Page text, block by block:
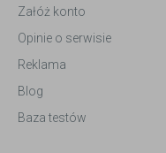
Załóż konto
Opinie o serwisie
Reklama
Blog
Baza testów